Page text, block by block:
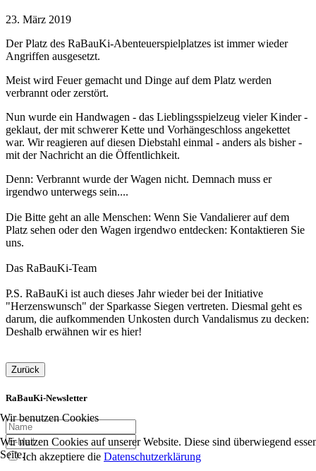
23. März 2019
Der Platz des RaBauKi-Abenteuerspielplatzes ist immer wieder
Angriffen ausgesetzt.
Meist wird Feuer gemacht und Dinge auf dem Platz werden
verbrannt oder zerstört.
Nun wurde ein Handwagen - das Lieblingsspielzeug vieler Kinder -
geklaut, der mit schwerer Kette und Vorhängeschloss angekettet
war. Wir reagieren auf diesen Diebstahl einmal - anders als bisher -
mit der Nachricht an die Öffentlichkeit.
Denn: Verbrannt wurde der Wagen nicht. Demnach muss er
irgendwo unterwegs sein....
Die Bitte geht an alle Menschen: Wenn Sie Vandalierer auf dem
Platz sehen oder den Wagen irgendwo entdecken: Kontaktieren Sie
uns.
Das RaBauKi-Team
P.S. RaBauKi ist auch dieses Jahr wieder bei der Initiative
"Herzenswunsch" der Sparkasse Siegen vertreten. Diesmal geht es
darum, die aufkommenden Unkosten durch Vandalismus zu decken:
Deshalb erwähnen wir es hier!
Zurück
RaBauKi-Newsletter
Ich akzeptiere die Datenschutzerklärung
Wir benutzen Cookies
Wir nutzen Cookies auf unserer Website. Diese sind überwiegend
Seite.